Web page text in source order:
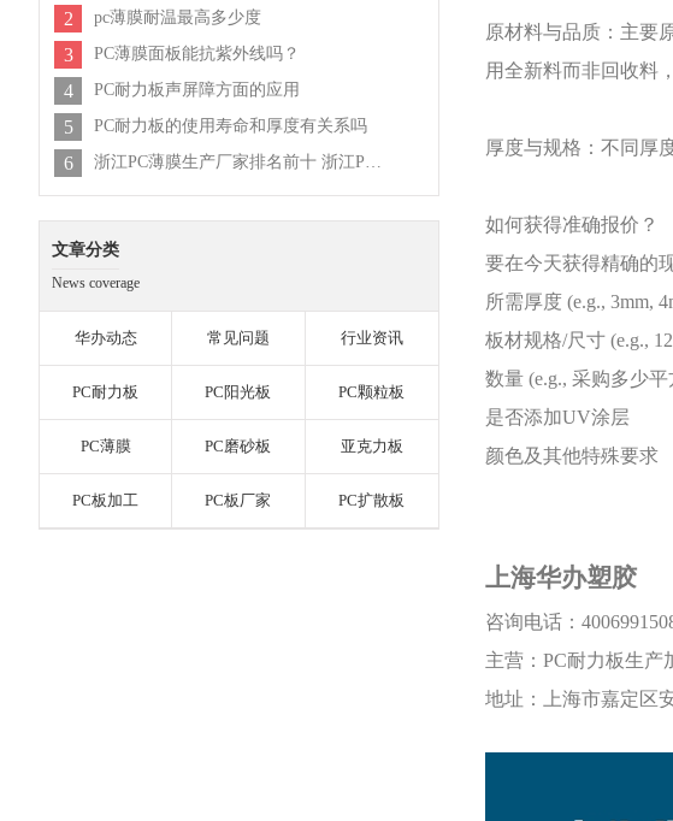
原材料与品质：主要
用全新料而非回收料
厚度与规格：不同厚
如何获得准确报价？
要在今天获得精确的
所需厚度 (e.g., 3mm,
板材规格/尺寸 (e.g.,
数量 (e.g., 采购多少
是否添加UV涂层
颜色及其他特殊要求
上海华办塑胶
咨询电话：
主营：PC耐力板生产
地址：上海市嘉定区
2 pc薄膜耐温最高多少度
3 PC薄膜面板能抗紫外线吗？
4 PC耐力板声屏障方面的应用
5 PC耐力板的使用寿命和厚度有关系吗
6 浙江PC薄膜生产厂家排名前十 浙江PC薄膜公司排行榜
文章分类
News coverage
华办动态 常见问题 行业资讯
PC耐力板 PC阳光板 PC颗粒板
PC薄膜 PC磨砂板 亚克力板
PC板加工 PC板厂家 PC扩散板